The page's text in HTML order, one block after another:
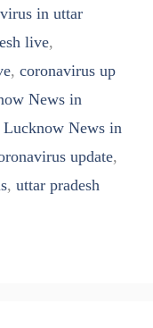
in uttar
live,
, coronavirus up
News in
Lucknow News in
update,
, uttar pradesh